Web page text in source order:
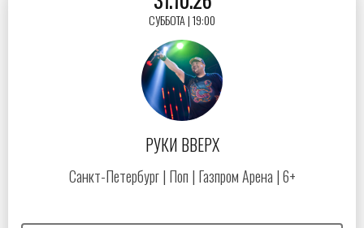
СУББОТА | 19:00
РУКИ ВВЕРХ
Санкт-Петербург | Поп | Газпром Арена | 6+